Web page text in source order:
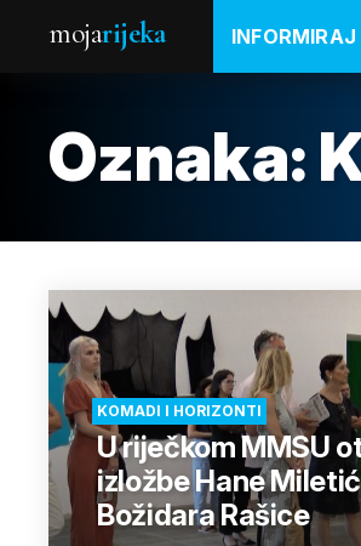
mojarijeka INFORMIRAJ
Oznaka:
KOMADI I HORIZONTI
U riječkom MMSU
izložbe Hane
Božidara Rašice